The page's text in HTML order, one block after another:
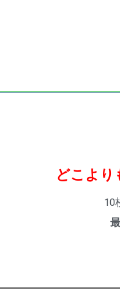
どこより
10